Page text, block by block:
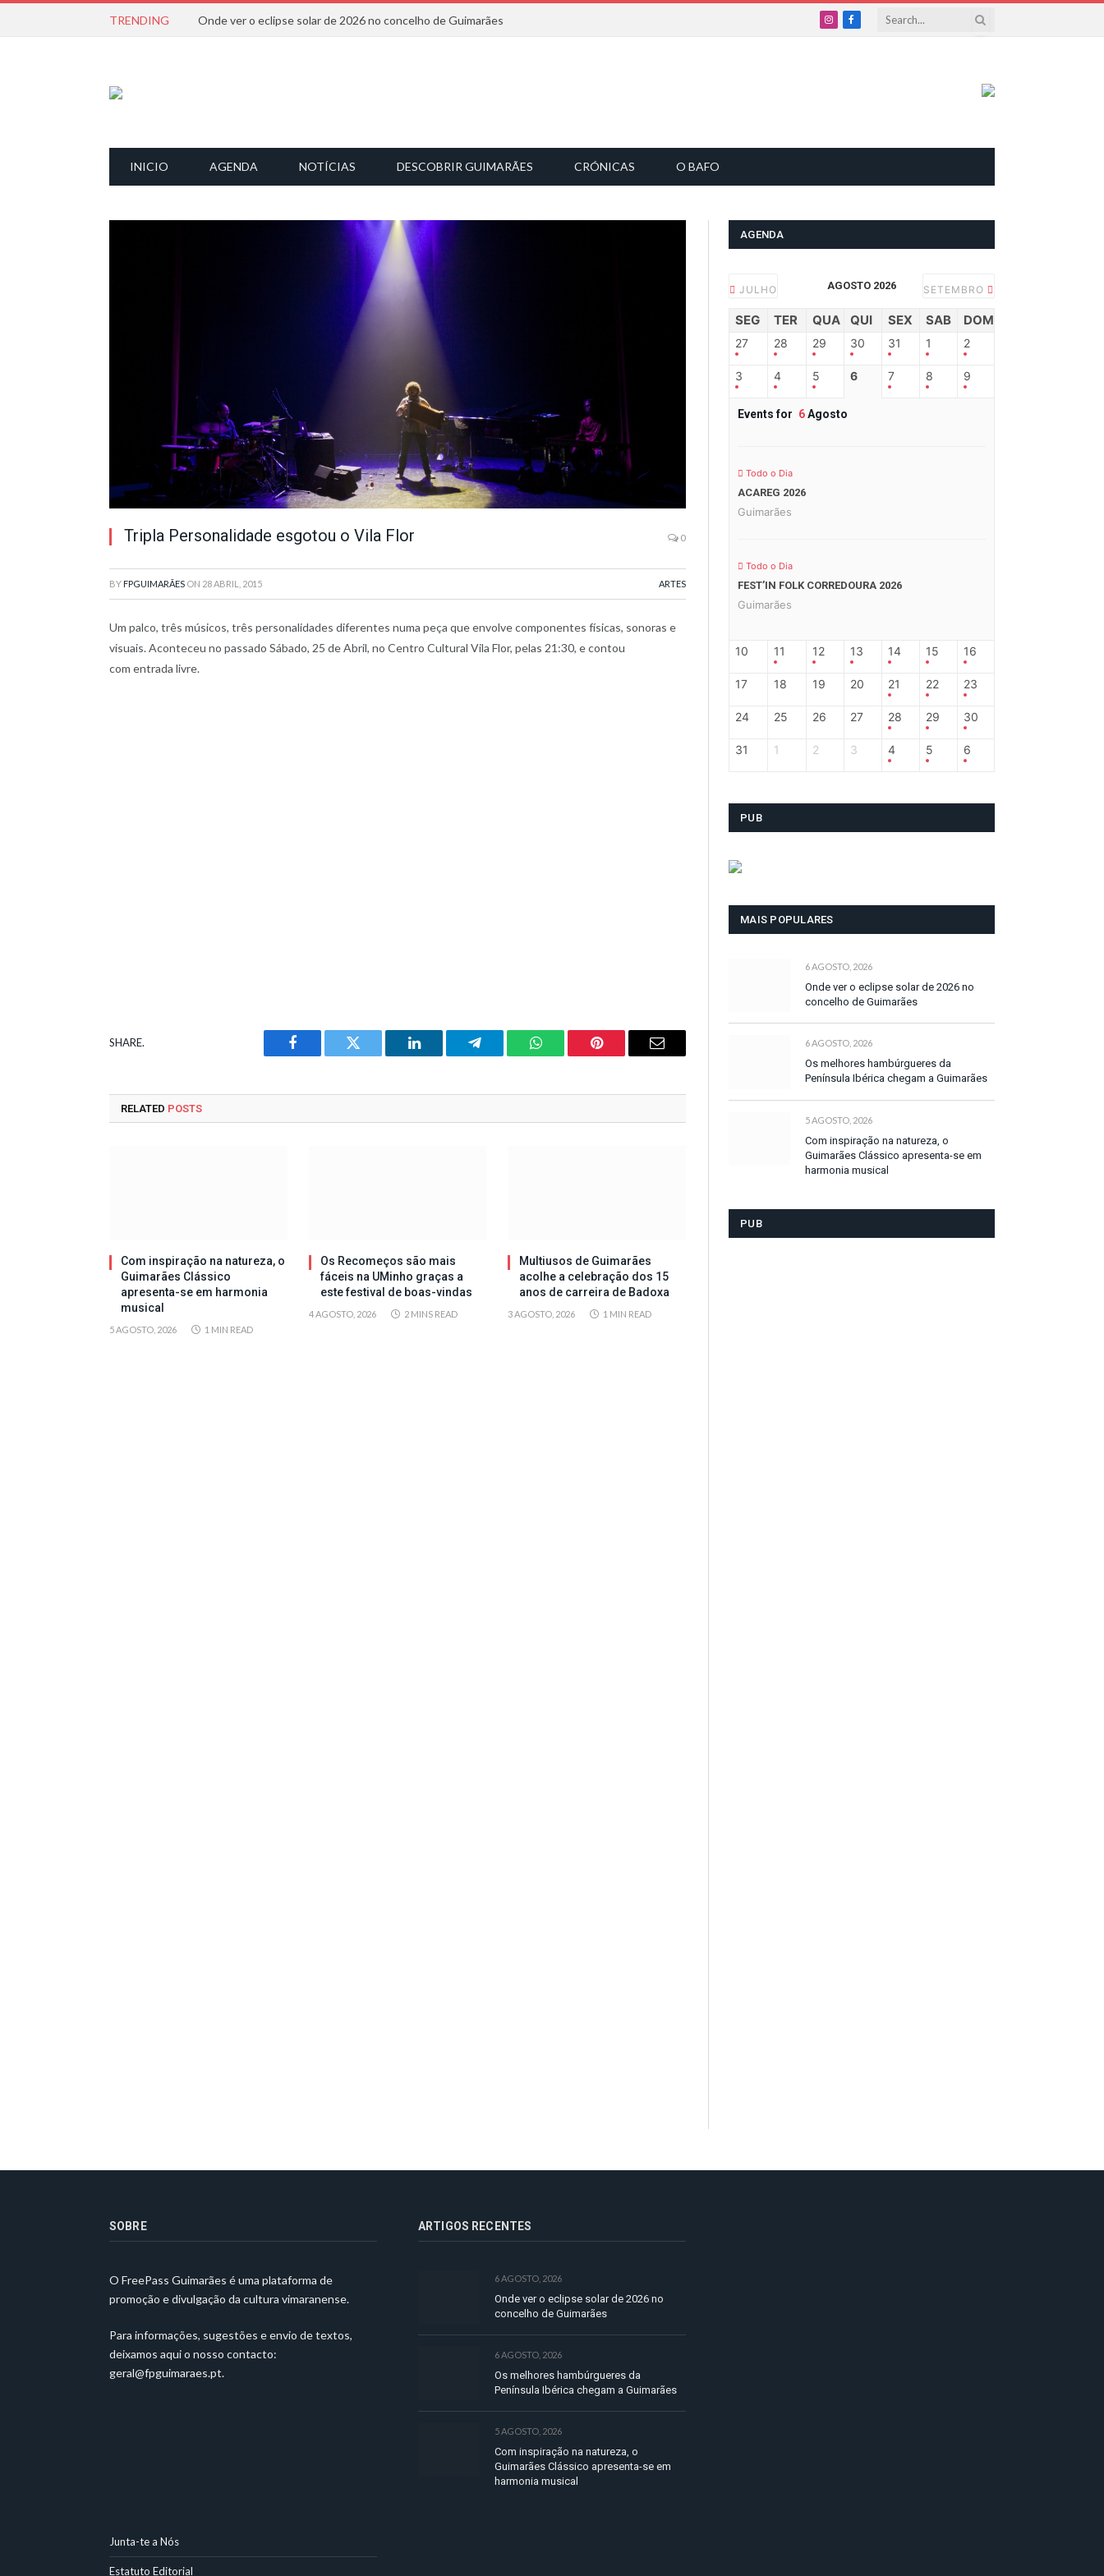
TRENDING Onde ver o eclipse solar de 2026 no concelho de Guimarães
InstagramFacebook
INICIO AGENDA NOTÍCIAS DESCOBRIR GUIMARÃES CRÓNICAS O BAFO
Tripla Personalidade esgotou o Vila Flor 0
BY FPGUIMARÃES ON 28 ABRIL, 2015 ARTES
Um palco, três músicos, três personalidades diferentes numa peça que envolve componentes físicas, sonoras e
visuais. Aconteceu no passado Sábado, 25 de Abril, no Centro Cultural Vila Flor, pelas 21:30, e contou
com entrada livre.
SHARE.
Facebook Twitter LinkedIn Telegram WhatsAppPinterest Email
RELATED POSTS
Com inspiração na natureza, o
Guimarães Clássico
apresenta-se em harmonia
musical
5 AGOSTO, 2026 1 MIN READ
Os Recomeços são mais
fáceis na UMinho graças a
este festival de boas-vindas
4 AGOSTO, 2026 2 MINS READ
Multiusos de Guimarães
acolhe a celebração dos 15
anos de carreira de Badoxa
3 AGOSTO, 2026 1 MIN READ
AGENDA
JULHO AGOSTO 2026 SETEMBRO
SEG TER QUA QUI SEX SAB DOM
27 28 29 30 31 1 2
3 4 5 6 7 8 9
Events for 6Agosto
Todo o Dia
ACAREG 2026
Guimarães
Todo o Dia
FEST’IN FOLK CORREDOURA 2026
Guimarães
10 11 12 13 14 15 16
17 18 19 20 21 22 23
24 25 26 27 28 29 30
31 1 2 3 4 5 6
PUB
MAIS POPULARES
6 AGOSTO, 2026
Onde ver o eclipse solar de 2026 no
concelho de Guimarães
6 AGOSTO, 2026
Os melhores hambúrgueres da
Península Ibérica chegam a Guimarães
5 AGOSTO, 2026
Com inspiração na natureza, o
Guimarães Clássico apresenta-se em
harmonia musical
PUB
SOBRE
O FreePass Guimarães é uma plataforma de
promoção e divulgação da cultura vimaranense.
Para informações, sugestões e envio de textos,
deixamos aqui o nosso contacto:
geral@fpguimaraes.pt.
ARTIGOS RECENTES
6 AGOSTO, 2026
Onde ver o eclipse solar de 2026 no
concelho de Guimarães
6 AGOSTO, 2026
Os melhores hambúrgueres da
Península Ibérica chegam a Guimarães
5 AGOSTO, 2026
Com inspiração na natureza, o
Guimarães Clássico apresenta-se em
harmonia musical
Junta-te a Nós
Estatuto Editorial